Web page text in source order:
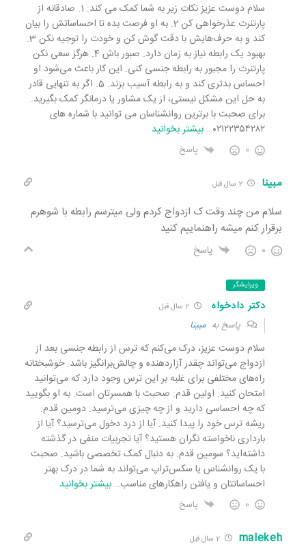
سلام دوست عزیز نکات زیر به شما کمک می کند: 1. صادقانه از
پارتنرت عذرخواهی کن 2. به او فرصت بده تا احساساتش را بیان
کند و به حرف‌هایش با دقت گوش کن و خودت را توجیه نکن 3.
بهبود یک رابطه نیاز به زمان دارد. صبور باش 4. هرگز سعی نکن
پارتنرت را مجبور به رابطه جنسی کنی. این کار باعث می‌شود او
احساس بدتری کند و به رابطه آسیب بزند. 5. اگر به تنهایی قادر
به حل این مشکل نیستی، از یک مشاور یا درمانگر کمک بگیرید.
برای صحبت با برترین روانشناسان می توانید با شماره های
۰۲۱۲۲۳۵۴۲۸۲… بیشتر بخوانید
0 پاسخ
مبینا 2 سال قبل
سلام من چند وقت ک ازدواج کردم ولی میترسم رابطه با شوهرم
برقرار کنم میشه راهنماییم کنید
0 پاسخ
ویرایشگر
دکتر دادخواه
پاسخ به مبینا
سلام دوست عزیز، درک می‌کنم که ترس از رابطه جنسی بعد از
ازدواج می‌تواند چقدر آزاردهنده و چالش‌برانگیز باشد. خوشبختانه
راه‌های مختلفی برای غلبه بر این ترس وجود دارد که می‌توانید
امتحان کنید: اولین قدم: صحبت با همسرتان است. به او بگویید
که چه احساسی دارید و از چه چیزی می‌ترسید. دومین قدم:
ریشه ترس خود را پیدا کنید. آیا از درد دخول می‌ترسید؟ آیا از
بارداری ناخواسته نگران هستید؟ آیا تجربیات منفی در گذشته
داشته‌اید؟ سومین قدم: به دنبال کمک تخصصی باشید. صحبت
با یک روانشناس یا سکس‌تراپ می‌تواند به شما در درک بهتر
احساساتتان و یافتن راهکارهای مناسب… بیشتر بخوانید
0 پاسخ
malekeh 2 سال قبل